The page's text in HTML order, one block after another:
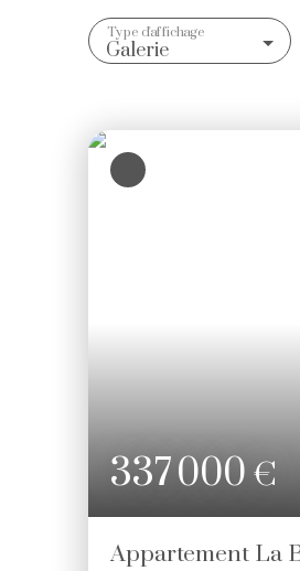
Galerie
Type d'affichage
337 000€
Appartement La